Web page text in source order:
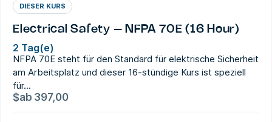
DIESER KURS
Electrical Safety – NFPA 70E (16 Hour)
2 Tag(e)
NFPA 70E steht für den Standard für elektrische Sicherheit
am Arbeitsplatz und dieser 16-stündige Kurs ist speziell
für...
$ab 397,00